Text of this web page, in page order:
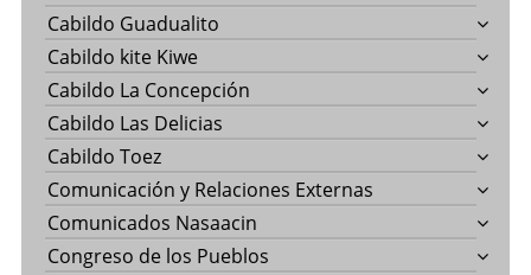
Cabildo Guadualito
Cabildo kite Kiwe
Cabildo La Concepción
Cabildo Las Delicias
Cabildo Toez
Comunicación y Relaciones Externas
Comunicados Nasaacin
Congreso de los Pueblos